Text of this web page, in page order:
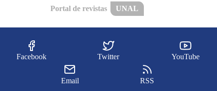
Portal de revistas UNAL
Facebook Twitter YouTube
Email RSS